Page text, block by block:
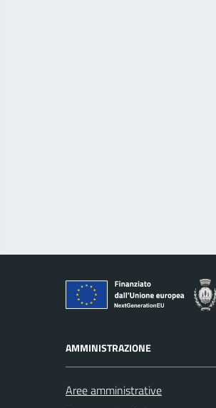
AMMINISTRAZIONE
Aree amministrative